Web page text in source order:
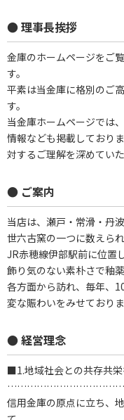
● 理事長挨拶
金庫のホームページをご
す。
平素は当金庫に格別のご
す。
当金庫ホームページでは
情報なども掲載しており
対するご理解を深めてい
● ご案内
当店は、瀬戸・常滑・丹
世六古窯の一つに数えら
JR赤穂線伊部駅前に位置
飾り気のない素朴さで釉
各方面から訪れ、毎年、
変な賑わいをみせておりま
● 経営理念
■1.地域社会との共存共栄
信用金庫の原点に立ち、